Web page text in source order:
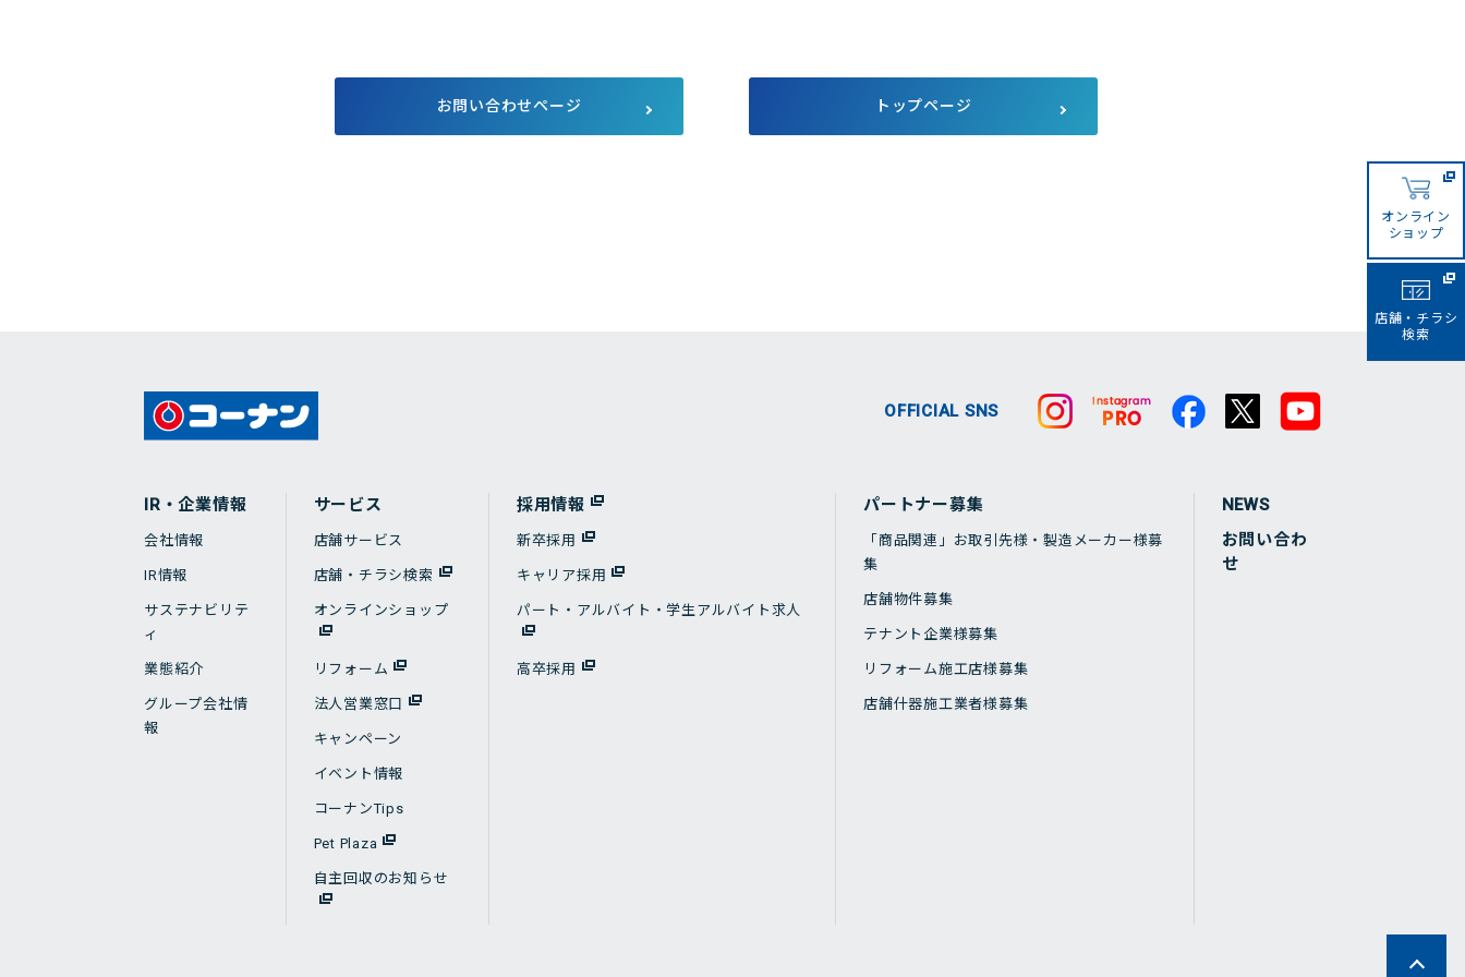
電子公告
個人投資家向け説明会
メディア等における当社のサス
コーナンTips Pet Plaza
お問い合わせページ トップページ
オンライン
ショップ
店舗・チラシ
検索
OFFICIAL SNS
IR・企業情報
会社情報
IR情報
サステナビリテ
ィ
業態紹介
グループ会社情
報
サービス
店舗サービス
店舗・チラシ検索
オンラインショップ
リフォーム
法人営業窓口
キャンペーン
イベント情報
コーナンTips
Pet Plaza
自主回収のお知らせ
採用情報
新卒採用
キャリア採用
パート・アルバイト・学生アルバイト求人
高卒採用
パートナー募集
「商品関連」お取引先様・製造メーカー様募
集
店舗物件募集
テナント企業様募集
リフォーム施工店様募集
店舗什器施工業者様募集
NEWS
お問い合わ
せ